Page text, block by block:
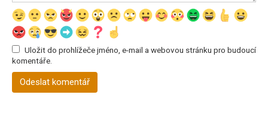
Uložit do prohlížeče jméno, e-mail a webovou stránku pro budoucí
komentáře.